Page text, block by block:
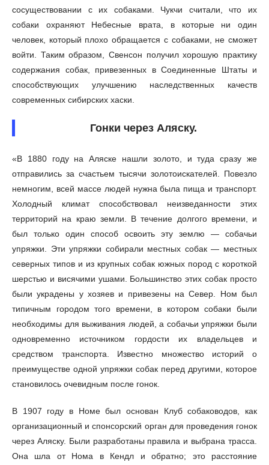
сосуществовании с их собаками. Чукчи считали, что их
собаки охраняют Небесные врата, в которые ни один
человек, который плохо обращается с собаками, не сможет
войти. Таким образом, Свенсон получил хорошую практику
содержания собак, привезенных в Соединенные Штаты и
способствующих улучшению наследственных качеств
современных сибирских хаски.
Гонки через Аляску.
«В 1880 году на Аляске нашли золото, и туда сразу же
отправились за счастьем тысячи золотоискателей. Повезло
немногим, всей массе людей нужна была пища и транспорт.
Холодный климат способствовал неизведанности этих
территорий на краю земли. В течение долгого времени, и
был только один способ освоить эту землю — собачьи
упряжки. Эти упряжки собирали местных собак — местных
северных типов и из крупных собак южных пород с короткой
шерстью и висячими ушами. Большинство этих собак просто
были украдены у хозяев и привезены на Север. Ном был
типичным городом того времени, в котором собаки были
необходимы для выживания людей, а собачьи упряжки были
одновременно источником гордости их владельцев и
средством транспорта. Известно множество историй о
преимуществе одной упряжки собак перед другими, которое
становилось очевидным после гонок.
В 1907 году в Номе был основан Клуб собаководов, как
организационный и спонсорский орган для проведения гонок
через Аляску. Были разработаны правила и выбрана трасса.
Она шла от Нома в Кендл и обратно; это расстояние